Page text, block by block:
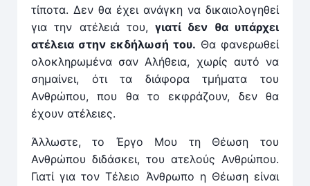
τίποτα. Δεν θα έχει ανάγκη να δικαιολογηθεί
για την ατέλειά του,γιατί δεν θα υπάρχει
ατέλεια στην εκδήλωσή του. Θα φανερωθεί
ολοκληρωμένα σαν Αλήθεια, χωρίς αυτό να
σημαίνει, ότι τα διάφορα τμήματα του
Ανθρώπου, που θα το εκφράζουν, δεν θα
έχουν ατέλειες.
Άλλωστε, το Έργο Μου τη Θέωση του
Ανθρώπου διδάσκει, του ατελούς Ανθρώπου.
Γιατί για τον Τέλειο Άνθρωπο η Θέωση είναι